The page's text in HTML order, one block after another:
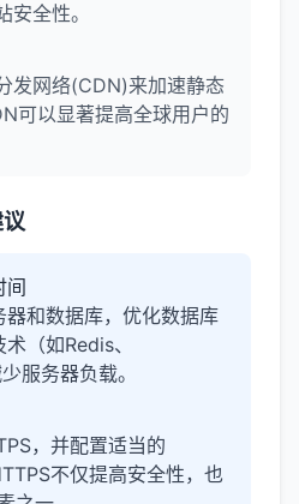
全性。
发网络(CDN)来加速静态
可以显著提高全球用户的
间
和数据库，优化数据库
（如Redis、
服务器负载。
，并配置适当的
不仅提高安全性，也